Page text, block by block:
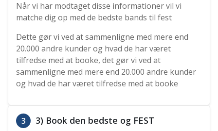
Når vi har modtaget disse informationer vil vi
matche dig op med de bedste bands til fest
Dette gør vi ved at sammenligne med mere end
20.000 andre kunder og hvad de har været
tilfredse med at booke, det gør vi ved at
sammenligne med mere end 20.000 andre kunder
og hvad de har været tilfredse med at booke
3 3) Book den bedste og FEST